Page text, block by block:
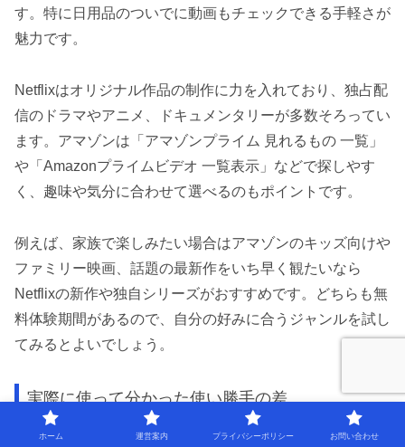
す。特に日用品のついでに動画もチェックできる手軽さが
魅力です。
Netflixはオリジナル作品の制作に力を入れており、独占配
信のドラマやアニメ、ドキュメンタリーが多数そろってい
ます。アマゾンは「アマゾンプライム 見れるもの 一覧」
や「Amazonプライムビデオ 一覧表示」などで探しやす
く、趣味や気分に合わせて選べるのもポイントです。
例えば、家族で楽しみたい場合はアマゾンのキッズ向けや
ファミリー映画、話題の最新作をいち早く観たいなら
Netflixの新作や独自シリーズがおすすめです。どちらも無
料体験期間があるので、自分の好みに合うジャンルを試し
てみるとよいでしょう。
実際に使って分かった使い勝手の差
ホーム 運営案内 プライバシーポリシー お問い合わせ